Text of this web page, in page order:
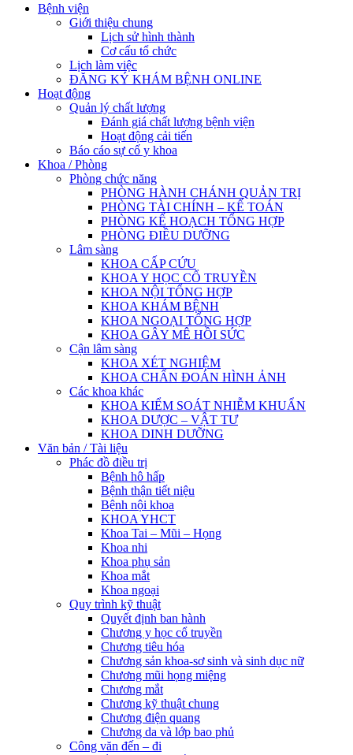
Bệnh viện
Giới thiệu chung
Lịch sử hình thành
Cơ cấu tổ chức
Lịch làm việc
ĐĂNG KÝ KHÁM BỆNH ONLINE
Hoạt động
Quản lý chất lượng
Đánh giá chất lượng bệnh viện
Hoạt động cải tiến
Báo cáo sự cố y khoa
Khoa / Phòng
Phòng chức năng
PHÒNG HÀNH CHÁNH QUẢN TRỊ
PHÒNG TÀI CHÍNH – KẾ TOÁN
PHÒNG KẾ HOẠCH TỔNG HỢP
PHÒNG ĐIỀU DƯỠNG
Lâm sàng
KHOA CẤP CỨU
KHOA Y HỌC CỔ TRUYỀN
KHOA NỘI TỔNG HỢP
KHOA KHÁM BỆNH
KHOA NGOẠI TỔNG HỢP
KHOA GÂY MÊ HỒI SỨC
Cận lâm sàng
KHOA XÉT NGHIỆM
KHOA CHẨN ĐOÁN HÌNH ẢNH
Các khoa khác
KHOA KIỂM SOÁT NHIỄM KHUẨN
KHOA DƯỢC – VẬT TƯ
KHOA DINH DƯỠNG
Văn bản / Tài liệu
Phác đồ điều trị
Bệnh hô hấp
Bệnh thận tiết niệu
Bệnh nội khoa
KHOA YHCT
Khoa Tai – Mũi – Họng
Khoa nhi
Khoa phụ sản
Khoa mắt
Khoa ngoại
Quy trình kỹ thuật
Quyết định ban hành
Chương y học cổ truyền
Chương tiêu hóa
Chương sản khoa-sơ sinh và sinh dục nữ
Chương mũi họng miệng
Chương mắt
Chương kỹ thuật chung
Chương điện quang
Chương da và lớp bao phủ
Công văn đến – đi